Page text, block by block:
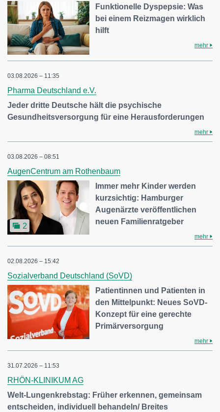
Funktionelle Dyspepsie: Was
bei einem Reizmagen wirklich
hilft
mehr
03.08.2026 – 11:35
Pharma Deutschland e.V.
Jeder dritte Deutsche hält die psychische
Gesundheitsversorgung für eine Herausforderungen
mehr
03.08.2026 – 08:51
AugenCentrum am Rothenbaum
2
Immer mehr Kinder werden
kurzsichtig: Hamburger
Augenärzte veröffentlichen
neuen Familienratgeber
mehr
02.08.2026 – 15:42
Sozialverband Deutschland (SoVD)
Patientinnen und Patienten in
den Mittelpunkt: Neues SoVD-
Konzept für eine gerechte
Primärversorgung
mehr
31.07.2026 – 11:53
RHÖN-KLINIKUM AG
Welt-Lungenkrebstag: Früher erkennen, gemeinsam
entscheiden, individuell behandeln/ Breites